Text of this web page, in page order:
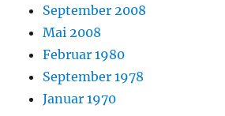
September 2008
Mai 2008
Februar 1980
September 1978
Januar 1970